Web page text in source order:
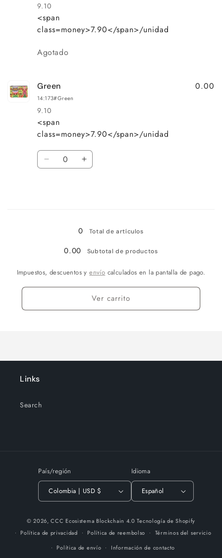
Precio
habitual
9.10
Precio
de
<span
class=money>7.90</span>/unidad
Cantidad
Agotado
Green
14:173#Green
Precio
habitual
9.10
Precio
de
oferta
<span
class=money>7.90</span>/unidad
0.00
Cantidad
Reducir
Aumentar
0
Total de artículos
0.00 Subtotal de productos
Impuestos, descuentos yenvío calculados en la pantalla de pago.
Ver carrito
Links
Search
País/región
Colombia | USD $
Idioma
Español
de
© 2026,CCC Ecosistema Blockchain 4.0 Tecnología de Shopify
Política de privacidad
Política de reembolso
Términos del servicio
Política de envío
Información de contacto